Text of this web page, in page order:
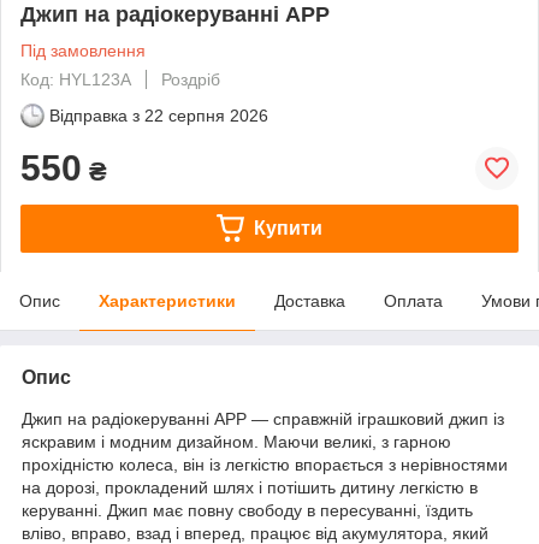
Джип на радіокеруванні APP
Під замовлення
Код: HYL123А
Роздріб
Відправка з 22 серпня 2026
550 ₴
Купити
Опис Характеристики Доставка Оплата Умови
Опис
Джип на радіокеруванні APP — справжній іграшковий джип із
яскравим і модним дизайном. Маючи великі, з гарною
прохідністю колеса, він із легкістю впорається з нерівностями
на дорозі, прокладений шлях і потішить дитину легкістю в
керуванні. Джип має повну свободу в пересуванні, їздить
вліво, вправо, взад і вперед, працює від акумулятора, який